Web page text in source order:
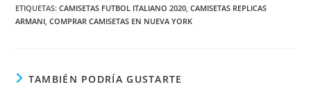
ETIQUETAS:CAMISETAS FUTBOL ITALIANO 2020, CAMISETAS REPLICAS
ARMANI, COMPRAR CAMISETAS EN NUEVA YORK
TAMBIÉN PODRÍA GUSTARTE